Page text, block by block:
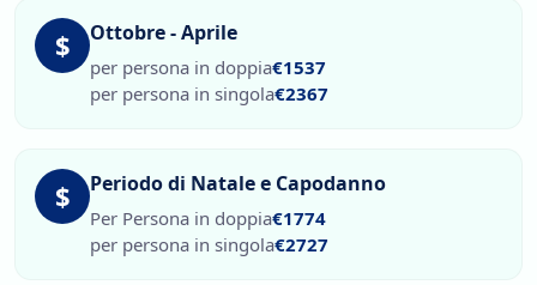
$ Ottobre - Aprile
per persona in doppia€1537
per persona in singola€2367
$ Periodo di Natale e Capodanno
Per Persona in doppia€1774
per persona in singola€2727